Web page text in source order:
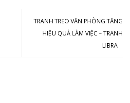
TRANH TREO VĂN PHÒNG TĂNG
HIỆU QUẢ LÀM VIỆC – TRANH
LIBRA